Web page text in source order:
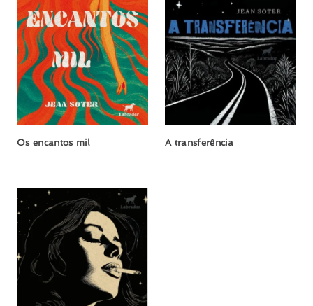
Os encantos mil A transferência